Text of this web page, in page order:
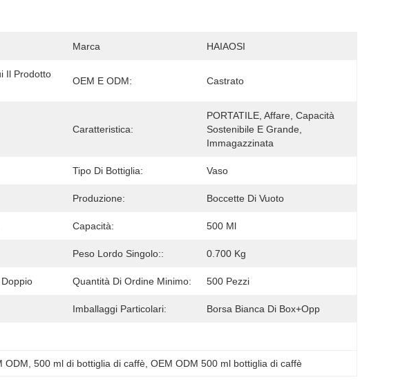
Marca HAIAOSI
Il Prodotto
OEM E ODM: Castrato
Caratteristica:
PORTATILE, Affare, Capacità
Sostenibile E Grande,
Immagazzinata
Tipo Di Bottiglia: Vaso
Produzione: Boccette Di Vuoto
Capacità: 500 Ml
Peso Lordo Singolo:: 0.700 Kg
Quantità Di Ordine Minimo: 500 Pezzi
Imballaggi Particolari: Borsa Bianca Di Box+opp
ODM , 500 ml di bottiglia di caffè , OEM ODM 500 ml bottiglia di caffè